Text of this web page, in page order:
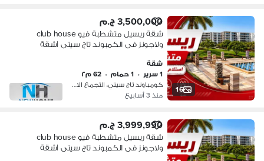
16
3,500,000 ج.م
شقة ريسيل متشطبة فيو club house
ولاجونز فى الكمبوند تاج سيتى |شقة
شقة
1 سرير
• 1 حمام • 62 م٢
كومباوند تاج سيتي، التجمع الاول
منذ 3 أسابيع
3,999,990 ج.م
شقة ريسيل متشطبة فيو club house
ولاجونز فى الكمبوند تاج سيتى |شقة